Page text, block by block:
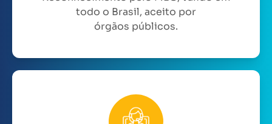
todo o Brasil, aceito por
órgãos públicos.